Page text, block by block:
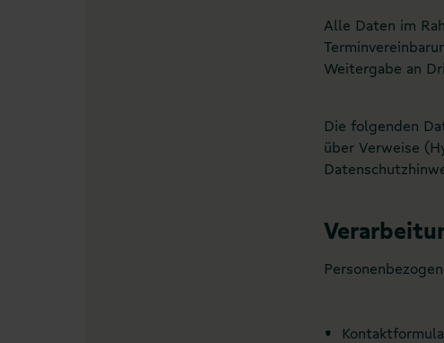
Alle Daten im
Weitergabe an
Die folgenden
über Verweise
‣